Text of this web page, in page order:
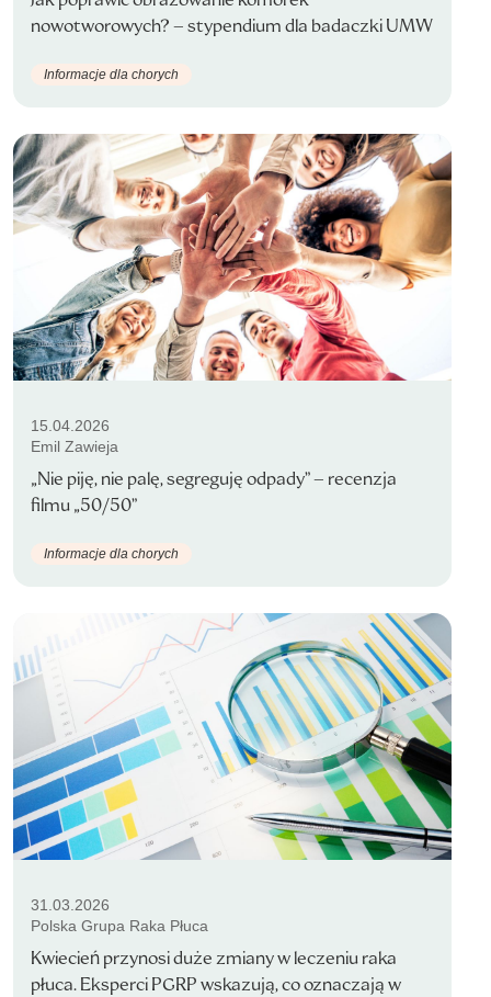
nowotworowych? – stypendium dla badaczki UMW
Informacje dla chorych
15.04.2026
Emil Zawieja
„Nie piję, nie palę, segreguję odpady” – recenzja
filmu „50/50”
Informacje dla chorych
31.03.2026
Polska Grupa Raka Płuca
Kwiecień przynosi duże zmiany w leczeniu raka
płuca. Eksperci PGRP wskazują, co oznaczają w